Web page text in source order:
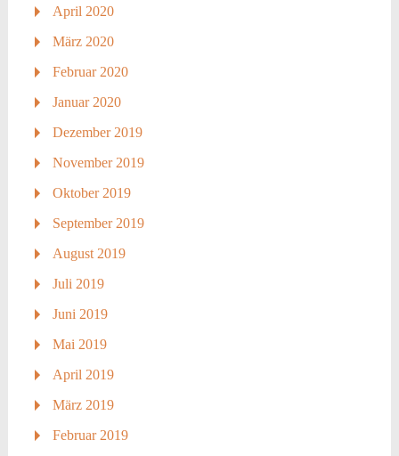
April 2020
März 2020
Februar 2020
Januar 2020
Dezember 2019
November 2019
Oktober 2019
September 2019
August 2019
Juli 2019
Juni 2019
Mai 2019
April 2019
März 2019
Februar 2019